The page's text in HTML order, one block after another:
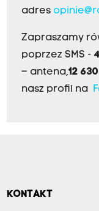
adres
Zapraszamy
poprzez SMS -
– antena,12
nasz profil na
KONTAKT